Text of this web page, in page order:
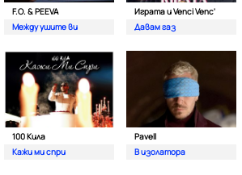
F.O. & PEEVA
Между ушите ви
Играта и Venci Venc'
Давам газ
100 Кила
Кажи ми спри
Pavell
В изолатора